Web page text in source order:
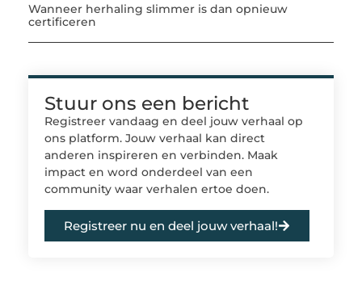
Wanneer herhaling slimmer is dan opnieuw
certificeren
Stuur ons een bericht
Registreer vandaag en deel jouw verhaal op
ons platform. Jouw verhaal kan direct
anderen inspireren en verbinden. Maak
impact en word onderdeel van een
community waar verhalen ertoe doen.
Registreer nu en deel jouw verhaal!